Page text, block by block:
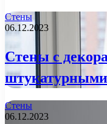
Стены
06.12.2023
Стены с
Стены
06.12.2023